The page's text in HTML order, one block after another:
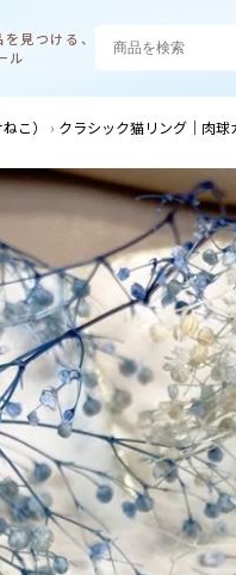
見つける、
ル
こ） クラシック猫リング｜肉